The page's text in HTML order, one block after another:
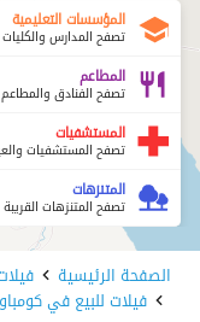
المؤسسات التعليمية
تصفح المدارس والكليات
المطاعم
تصفح الفنادق
المستشفيات
تصفح المستشفيات
المتنزهات
تصفح المتنزهات القريبة
الصفحة الرئيسية
فيلات للبيع في